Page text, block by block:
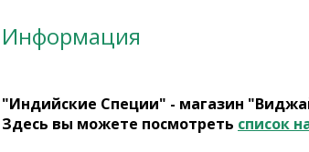
Информация
"Индийские Специи" - магазин
Здесь вы можете посмотреть список